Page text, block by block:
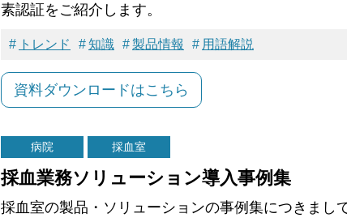
素認証をご紹介します。
トレンド 知識 製品情報 用語解説
資料ダウンロードはこちら
病院 採血室
採血業務ソリューション導入事例集
採血室の製品・ソリューションの事例集につきまして